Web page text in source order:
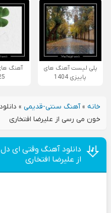
پلی لیست آهنگ های
پاییزی 1404
آهنگ
خانه»آهنگ سنتی-قدیمی»
خون می رسی از علیرضا افتخاری
دانلود آهنگ وقتی
از علیرضا افتخاری